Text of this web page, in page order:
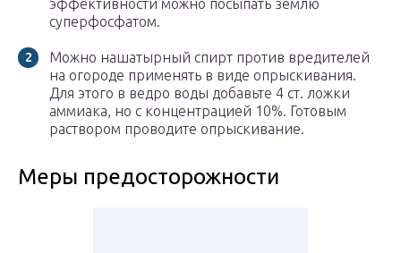
эффективности можно посыпать землю
суперфосфатом.
Можно нашатырный спирт против вредителей
на огороде применять в виде опрыскивания.
Для этого в ведро воды добавьте 4 ст. ложки
аммиака, но с концентрацией 10%. Готовым
раствором проводите опрыскивание.
Меры предосторожности